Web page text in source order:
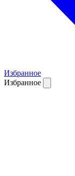
Избранное
Избранное